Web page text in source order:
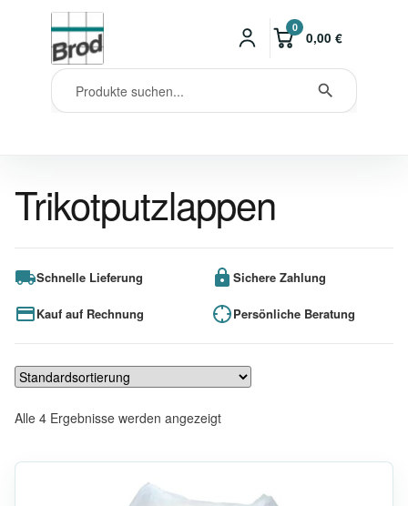
0
0,00 €
Trikotputzlappen
Schnelle Lieferung Sichere Zahlung
Kauf auf Rechnung Persönliche Beratung
Alle 4 Ergebnisse werden angezeigt